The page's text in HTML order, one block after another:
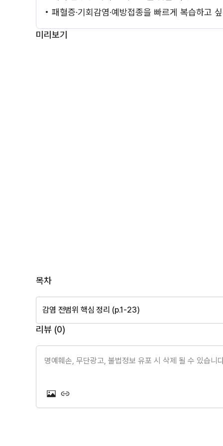
• 패혈증·기회감염·예방접종을 빠르게 복습하고
미리보기
목차
감염 전범위 핵심 정리 (p.1-23)
리뷰 (0)
명예훼손, 무단광고, 불법정보 유포 시 삭제 될 수 있습니